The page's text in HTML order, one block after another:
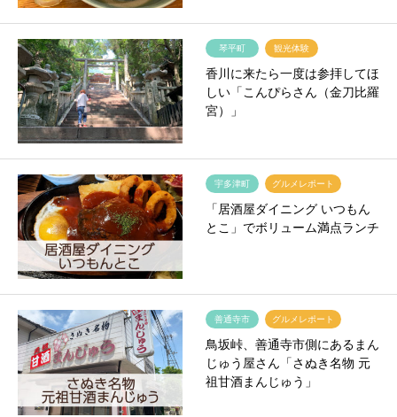
琴平町 観光体験
香川に来たら一度は参拝してほ
しい「こんぴらさん（金刀比羅
宮）」
宇多津町 グルメレポート
「居酒屋ダイニング いつもん
とこ」でボリューム満点ランチ
善通寺市 グルメレポート
鳥坂峠、善通寺市側にあるまん
じゅう屋さん「さぬき名物 元
祖甘酒まんじゅう」